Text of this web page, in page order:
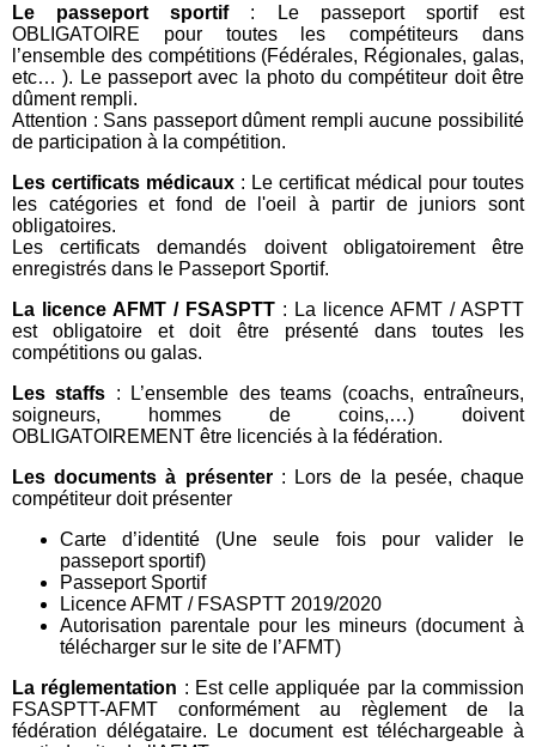
Le passeport sportif: Le passeport sportif est
OBLIGATOIRE pour toutes les compétiteurs dans
l’ensemble des compétitions (Fédérales, Régionales, galas,
etc… ). Le passeport avec la photo du compétiteur doit être
dûment rempli.
Attention : Sans passeport dûment rempli aucune possibilité
de participation à la compétition.
Les certificats médicaux : Le certificat médical pour toutes
les catégories et fond de l'oeil à partir de juniors sont
obligatoires.
Les certificats demandés doivent obligatoirement être
enregistrés dans le Passeport Sportif.
La licence AFMT / FSASPTT : La licence AFMT / ASPTT
est obligatoire et doit être présenté dans toutes les
compétitions ou galas.
Les staffs : L’ensemble des teams (coachs, entraîneurs,
soigneurs, hommes de coins,…) doivent
OBLIGATOIREMENT être licenciés à la fédération.
Les documents à présenter: Lors de la pesée, chaque
compétiteur doit présenter
Carte d’identité (Une seule fois pour valider le
passeport sportif)
Passeport Sportif
Licence AFMT / FSASPTT 2019/2020
Autorisation parentale pour les mineurs (document à
télécharger sur le site de l’AFMT)
La réglementation : Est celle appliquée par la commission
FSASPTT-AFMT conformément au règlement de la
fédération délégataire. Le document est téléchargeable à